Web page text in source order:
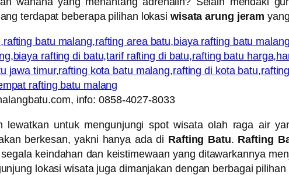
terdapat beberapa pilihan lokasi wisata arung jeram
info: 0858-4027-8033
lewatkan untuk mengunjungi spot wisata olah raga air
berkesan, yakni hanya ada di Rafting Batu. Rafting
keindahan dan keistimewaan yang ditawarkannya
lokasi wisata juga dimanjakan dengan berbagai